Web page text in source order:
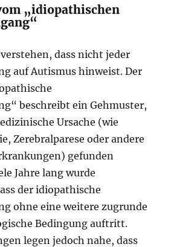
„idiopathischen
dass nicht jeder
auf Autismus hinweist. Der
beschreibt ein Gehmuster,
Ursache (wie
Zerebralparese oder andere
gefunden
Jahre lang wurde
der idiopathische
ohne eine weitere zugrunde
Bedingung auftritt.
legen jedoch nahe, dass